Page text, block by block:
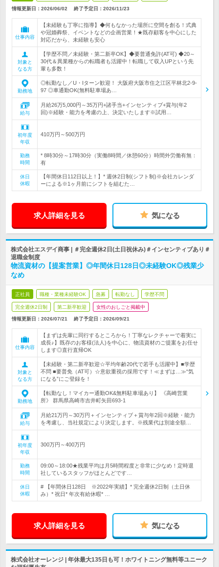
情報更新日：2026/06/02 終了予定日： 2026/11/23
仕事内容
【未経験も丁寧に指導】◆何もなかった場所に空間を創る！式典
や冠婚葬祭、イベントなどの企画営業！★既存顧客を中心にした
対応だから、未経験も安心
対象と
なる方
【学歴不問／未経験・第二新卒OK】◆要普通免許(AT可) ◆20～
30代＆異業種からの転職者も活躍中！転職して収入UPという先
輩も多数！
勤務地
◎転勤なし／U・Iターン歓迎！ 大阪府大阪市住之江区平林北2-9-
97 ◎車通勤OK(無料駐車場あ…
給与
月給26万5,000円～35万円+諸手当+インセンティブ+賞与(年2
回)※経験・能力を考慮の上、決定いたします※試用…
初年度
年収
410万円～500万円
勤務
時間
* 8時30分～17時30分（実働8時間／休憩60分）時間外労働有無：
有
休日
休暇
【年間休日112日以上！】* 週休2日制(シフト制)※会社カレンダ
ーによる※1ヶ月前にシフトを組むた…
求人詳細を見る 気になる
株式会社エスデイ商事 | ＃完全週休2日(土日祝休み)＃インセンティブあり＃
退職金制度
物流資材の【提案営業】◎年間休日128日◎未経験OK◎残業少
なめ
正社員 職種・業種未経験OK 急募 転勤なし 学歴不問
完全週休2日制 第二新卒歓迎 女性のおしごと掲載中
情報更新日：2026/07/21 終了予定日： 2026/09/21
仕事内容
【まずは先輩に同行するところから！丁寧なレクチャーで着実に
成長♪】既存のお客様(法人)を中心に、物流資材のご提案をお任せ
します◎直行直帰OK
対象と
なる方
【未経験・第二新卒歓迎☆平均年齢20代で若手も活躍中】■学歴
不問 ■要普免（AT可）☆意欲重視の採用です！≪まずは…≫“気
になる”にご登録を！
勤務地
【転勤なし！マイカー通勤OK&無料駐車場あり】 《高崎営業
所》 群馬県高崎市吉井町矢田693-1
給与
月給21万円～30万円＋インセンティブ＋賞与年2回※経験・能力
を考慮し、当社規定により決定します。※残業代は別途全額…
初年度
年収
300万円～400万円
勤務
時間
09:00～18:00★残業平均は月5時間程度と非常に少なめ！定時退
社しているスタッフがほとんどです…
休日
休暇
# 【年間休日128日 ※2022年実績】* 完全週休2日制（土日休
み）* 祝日* 年次有給休暇* …
求人詳細を見る 気になる
株式会社オーレンジ | 年休最大135日も可！ホワイトニング無料等ユニーク